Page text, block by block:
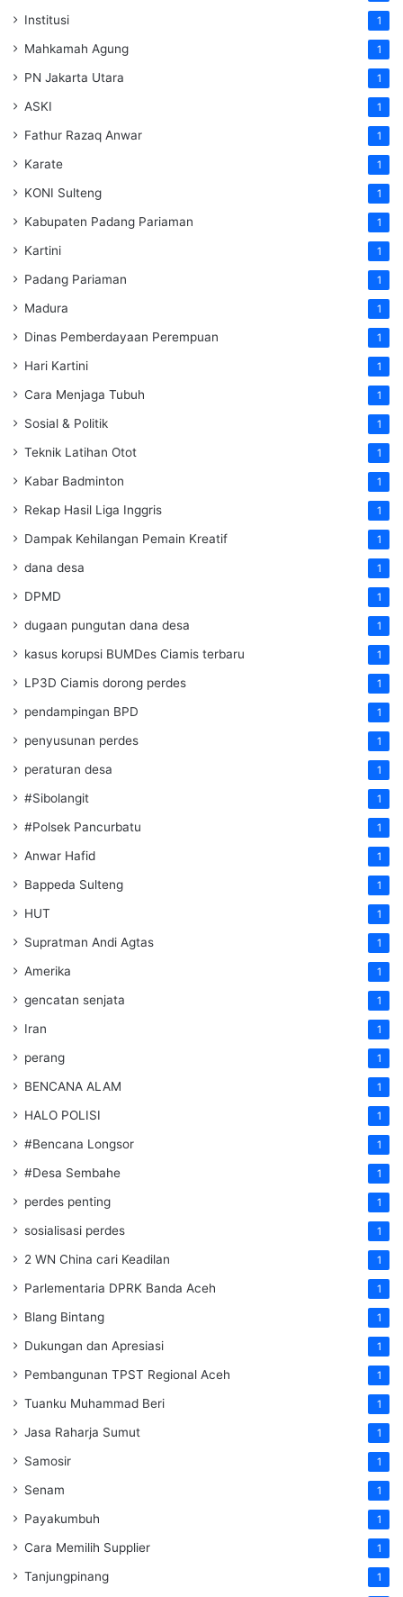
Institusi 1
Mahkamah Agung 1
PN Jakarta Utara 1
ASKI 1
Fathur Razaq Anwar 1
Karate 1
KONI Sulteng 1
Kabupaten Padang Pariaman 1
Kartini 1
Padang Pariaman 1
Madura 1
Dinas Pemberdayaan Perempuan 1
Hari Kartini 1
Cara Menjaga Tubuh 1
Sosial & Politik 1
Teknik Latihan Otot 1
Kabar Badminton 1
Rekap Hasil Liga Inggris 1
Dampak Kehilangan Pemain Kreatif 1
dana desa 1
DPMD 1
dugaan pungutan dana desa 1
kasus korupsi BUMDes Ciamis terbaru 1
LP3D Ciamis dorong perdes 1
pendampingan BPD 1
penyusunan perdes 1
peraturan desa 1
#Sibolangit 1
#Polsek Pancurbatu 1
Anwar Hafid 1
Bappeda Sulteng 1
HUT 1
Supratman Andi Agtas 1
Amerika 1
gencatan senjata 1
Iran 1
perang 1
BENCANA ALAM 1
HALO POLISI 1
#Bencana Longsor 1
#Desa Sembahe 1
perdes penting 1
sosialisasi perdes 1
2 WN China cari Keadilan 1
Parlementaria DPRK Banda Aceh 1
Blang Bintang 1
Dukungan dan Apresiasi 1
Pembangunan TPST Regional Aceh 1
Tuanku Muhammad Beri 1
Jasa Raharja Sumut 1
Samosir 1
Senam 1
Payakumbuh 1
Cara Memilih Supplier 1
Tanjungpinang 1